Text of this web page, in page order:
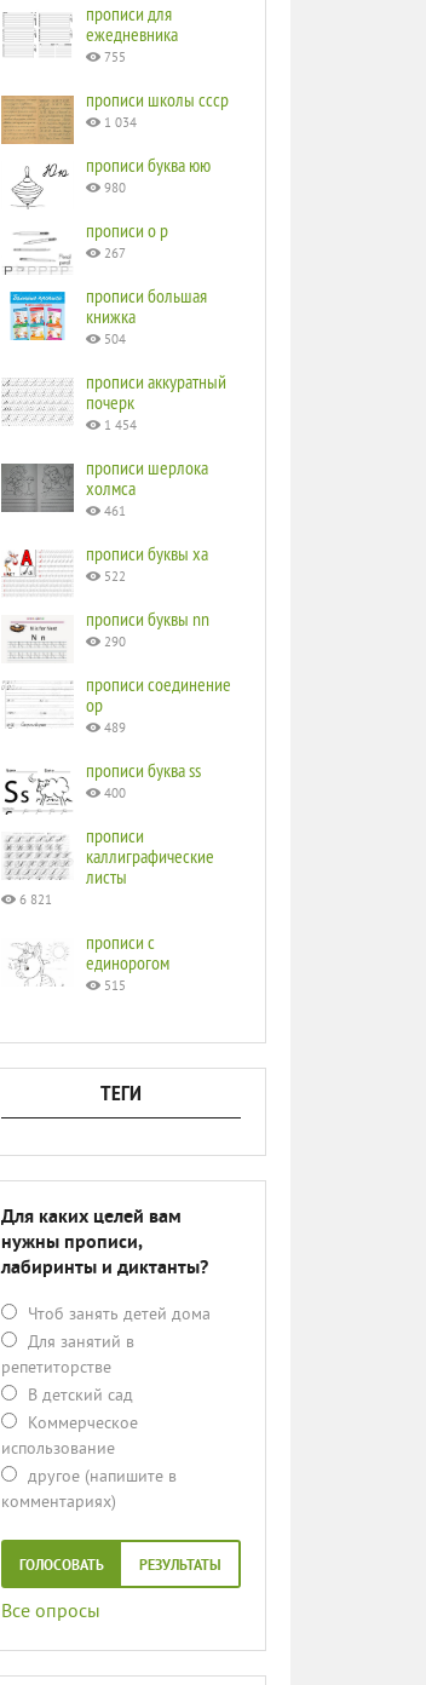
прописи для
ежедневника
755
прописи школы ссср
1 034
прописи буква юю
980
прописи o p
267
прописи большая
книжка
504
прописи аккуратный
почерк
1 454
прописи шерлока
холмса
461
прописи буквы ха
522
прописи буквы nn
290
прописи соединение
ор
489
прописи буква ss
400
прописи
каллиграфические
листы
6 821
прописи с
единорогом
515
ТЕГИ
Для каких целей вам
нужны прописи,
лабиринты и диктанты?
Чтоб занять детей дома
Для занятий в
репетиторстве
В детский сад
Коммерческое
использование
другое (напишите в
комментариях)
ГОЛОСОВАТЬ РЕЗУЛЬТАТЫ
Все опросы